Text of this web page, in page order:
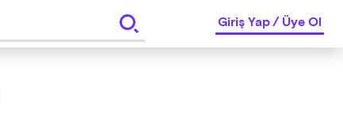
Giriş Yap/Üye Ol